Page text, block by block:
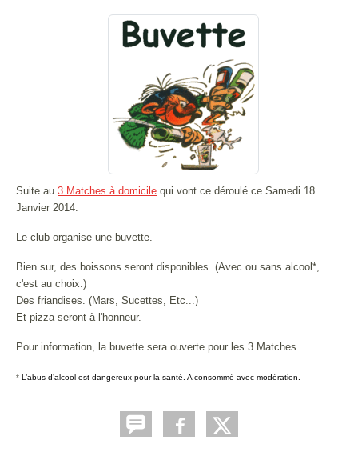
Suite au 3 Matches à domicile qui vont ce déroulé ce Samedi 18
Janvier 2014.
Le club organise une buvette.
Bien sur, des boissons seront disponibles. (Avec ou sans alcool*,
c'est au choix.)
Des friandises. (Mars, Sucettes, Etc...)
Et pizza seront à l'honneur.
Pour information, la buvette sera ouverte pour les 3 Matches.
* L’abus d’alcool est dangereux pour la santé. A consommé avec modération.